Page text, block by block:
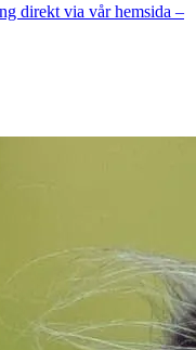
direkt via vår hemsida –